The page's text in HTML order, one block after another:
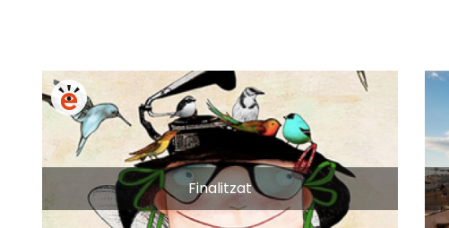
Finalitzat